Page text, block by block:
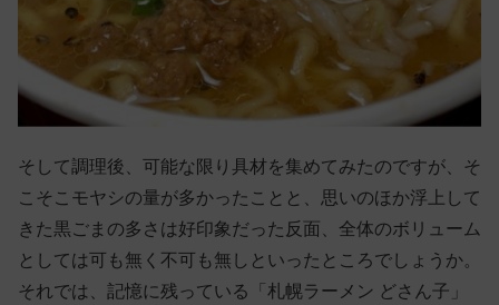
そして調理後、可能な限り具材を集めてみたのですが、そ
こそこモヤシの量が多かったことと、思いのほか浮上して
きた黒ごまの多さは好印象だった反面、全体のボリューム
としては可も無く不可も無しといったところでしょうか。
それでは、記憶に残っている「札幌ラーメン どさん子」